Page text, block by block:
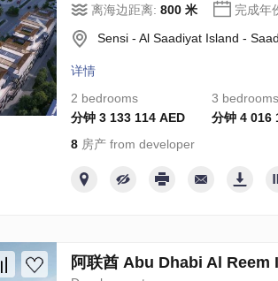
离海边距离: 800 米 完成年
Sensi - Al Saadiyat Island -
详情
2 bedrooms
分钟 3 133 114 AED
3 bedrooms
分钟 4 016
8房产 from developer
阿联酋 Abu Dhabi Al